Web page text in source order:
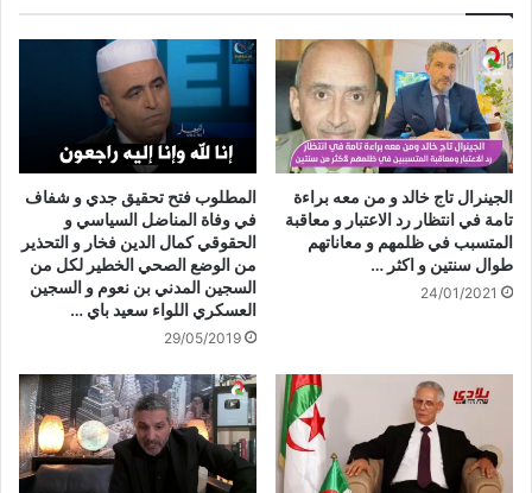
الجينرال تاج خالد و من معه براءة
تامة في انتظار رد الاعتبار و معاقبة
المتسبب في ظلمهم و معاناتهم
طوال سنتين و اكثر …
24/01/2021
المطلوب فتح تحقيق جدي و شفاف
في وفاة المناضل السياسي و
الحقوقي كمال الدين فخار و التحذير
من الوضع الصحي الخطير لكل من
السجين المدني بن نعوم و السجين
العسكري اللواء سعيد باي …
29/05/2019